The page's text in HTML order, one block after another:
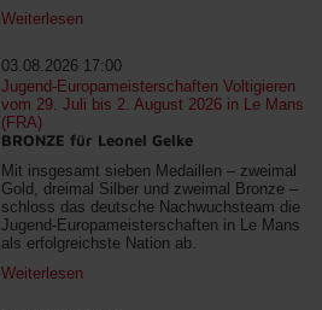
Weiterlesen
03.08.2026 17:00
Jugend-Europameisterschaften Voltigieren
vom 29. Juli bis 2. August 2026 in Le Mans
(FRA)
BRONZE für Leonel Gelke
Mit insgesamt sieben Medaillen – zweimal
Gold, dreimal Silber und zweimal Bronze –
schloss das deutsche Nachwuchsteam die
Jugend-Europameisterschaften in Le Mans
als erfolgreichste Nation ab.
Weiterlesen